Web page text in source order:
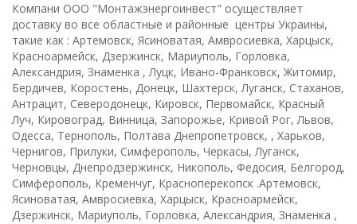
Компани ООО "Монтажэнергоинвест" осуществляет
доставку во все областные и районные центры Украины,
такие как : Артемовск, Ясиноватая, Амвросиевка, Харцыск,
Красноармейск, Дзержинск, Мариуполь, Горловка,
Александрия, Знаменка , Луцк, Ивано-Франковск, Житомир,
Бердичев, Коростень, Донецк, Шахтерск, Луганск, Стаханов,
Антрацит, Северодонецк, Кировск, Первомайск, Красный
Луч, Кировоград, Винница, Запорожье, Кривой Рог, Львов,
Одесса, Тернополь, Полтава Днепропетровск, , Харьков,
Чернигов, Прилуки, Симферополь, Черкасы, Луганск,
Черновцы, Днепродзержинск, Никополь, Федосия, Белгород,
Симферополь, Кременчуг, Красноперекопск .Артемовск,
Ясиноватая, Амвросиевка, Харцыск, Красноармейск,
Дзержинск, Мариуполь, Горловка, Александрия, Знаменка ,